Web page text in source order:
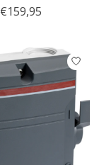
€159,95